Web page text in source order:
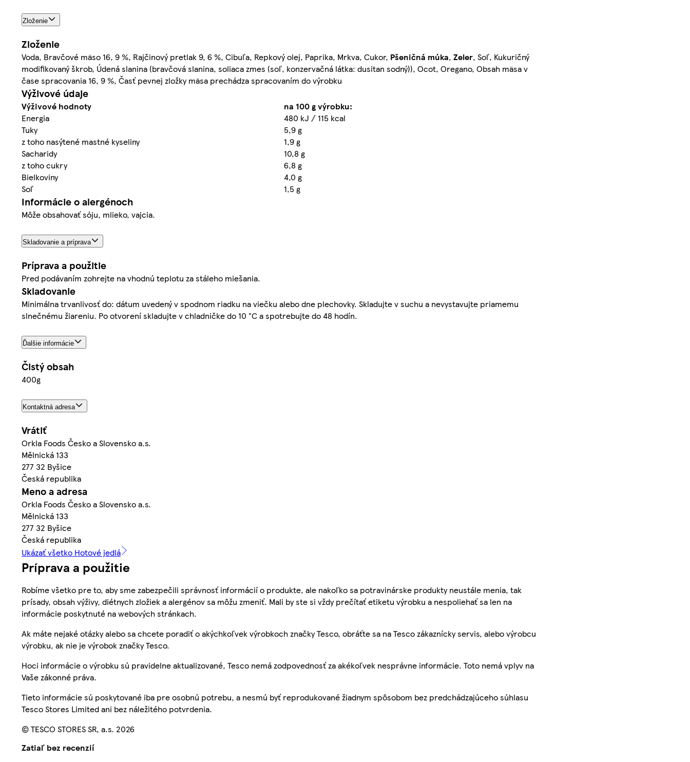
Zloženie
Zloženie
Voda, Bravčové mäso 16, 9 %, Rajčinový pretlak 9, 6 %, Cibuľa, Repkový olej, Paprika, Mrkva, Cukor, Pšeničná múka, Zeler, Soľ, Kukuričný
modifikovaný škrob, Údená slanina (bravčová slanina, soliaca zmes (soľ, konzervačná látka: dusitan sodný)), Ocot, Oregano, Obsah mäsa v
čase spracovania 16, 9 %, Časť pevnej zložky mäsa prechádza spracovaním do výrobku
Výživové údaje
Výživové hodnoty
na 100 g výrobku:
Energia
480 kJ / 115 kcal
Tuky
5,9 g
z toho nasýtené mastné kyseliny
1,9 g
Sacharidy
10,8 g
z toho cukry
6,8 g
Bielkoviny
4,0 g
Soľ
1,5 g
Informácie o alergénoch
Môže obsahovať sóju, mlieko, vajcia.
Skladovanie a príprava
Príprava a použitie
Pred podávaním zohrejte na vhodnú teplotu za stáleho miešania.
Skladovanie
Minimálna trvanlivosť do: dátum uvedený v spodnom riadku na viečku alebo dne plechovky. Skladujte v suchu a nevystavujte priamemu
slnečnému žiareniu. Po otvorení skladujte v chladničke do 10 °C a spotrebujte do 48 hodín.
Ďalšie informácie
Čistý obsah
400g
Kontaktná adresa
Vrátiť
Orkla Foods Česko a Slovensko a.s.
Mělnická 133
277 32 Byšice
Česká republika
Meno a adresa
Orkla Foods Česko a Slovensko a.s.
Mělnická 133
277 32 Byšice
Česká republika
Ukázať všetko Hotové jedlá
Príprava a použitie
Robíme všetko pre to, aby sme zabezpečili správnosť informácií o produkte, ale nakoľko sa potravinárske produkty neustále menia, tak
prísady, obsah výživy, diétnych zložiek a alergénov sa môžu zmeniť. Mali by ste si vždy prečítať etiketu výrobku a nespoliehať sa len na
informácie poskytnuté na webových stránkach.
Ak máte nejaké otázky alebo sa chcete poradiť o akýchkoľvek výrobkoch značky Tesco, obráťte sa na Tesco zákaznícky servis, alebo výrobcu
výrobku, ak nie je výrobok značky Tesco.
Hoci informácie o výrobku sú pravidelne aktualizované, Tesco nemá zodpovednosť za akékoľvek nesprávne informácie. Toto nemá vplyv na
Vaše zákonné práva.
Tieto informácie sú poskytované iba pre osobnú potrebu, a nesmú byť reprodukované žiadnym spôsobom bez predchádzajúceho súhlasu
Tesco Stores Limited ani bez náležitého potvrdenia.
© TESCO STORES SR, a.s. 2026
Zatiaľ bez recenzií